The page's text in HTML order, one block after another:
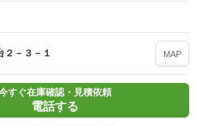
２－３－１ MAP
すぐ在庫確認・見積依頼
電話する